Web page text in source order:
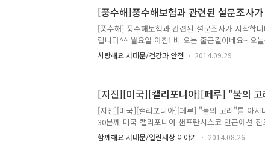
위원회, 안전행정부, 소방방재청 훈련내용 : 국가재
대비 종합대응훈련 - 태풍·홍수·호우·지진·지진해
폭발·환경오염, 에너지·통신·금융 등 국가재난 체
[풍수해]풍수해보험과 관련된 설문조사
[풍수해] 풍수해보험과 관련된 설문조사가 시작합
랍니다^^ 월요일 아침! 비 오는 출근길이네요~ 오
해를 보상하기 위하여 실시하고 있는 풍수해보험에
수해보험이란? 정부에서 시행하는 정책으로 태풍,
는 국가와 지자체가 일부 보조하여 국민이 저렴함
능동적으로 대처할 수 있도록 하고, 피해를 입은 경
수 있는 장점이 있답니다! ( ^_^)b 이렇게 좋은 정
정책에..
사랑해요 서대문/건강과 안전 2014.09.29
[지진][미국][캘리포니아][페루] "불의 고
[지진][미국][캘리포니아][페루] "불의 고리"를 아시
30분께 미국 캘리포니아 샌프란시스코 인근에선
한 액수의 재산피해를 냈습니다! 유명한 와인 산지
함께해요 서대문/열린세상 이야기 2014.08.26